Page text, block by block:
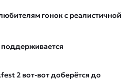
гонок с реалистичной
поддерживается
2 вот-вот доберётся до